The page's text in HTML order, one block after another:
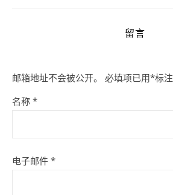
留言
邮箱地址不会被公开。 必填项已用*标注
名称 *
电子邮件 *